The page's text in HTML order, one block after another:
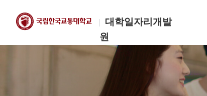
대학일자리개발
원
한국교통대학교